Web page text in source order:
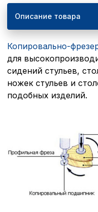
Описание товара
Копировально-
для
сидений стульев,
ножек стульев и
подобных изделий.